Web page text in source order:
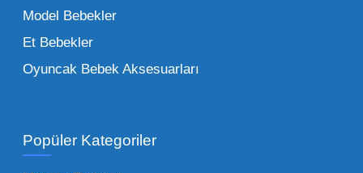
figürlerden geleneksel oyun setlerine kadar
her şeyi portföyümüzde bulabilirsiniz.
İşletmeler için toptan oyuncak satış ve alımı
Model Bebekler
Et Bebekler
Oyuncak Bebek Aksesuarları
Popüler Kategoriler